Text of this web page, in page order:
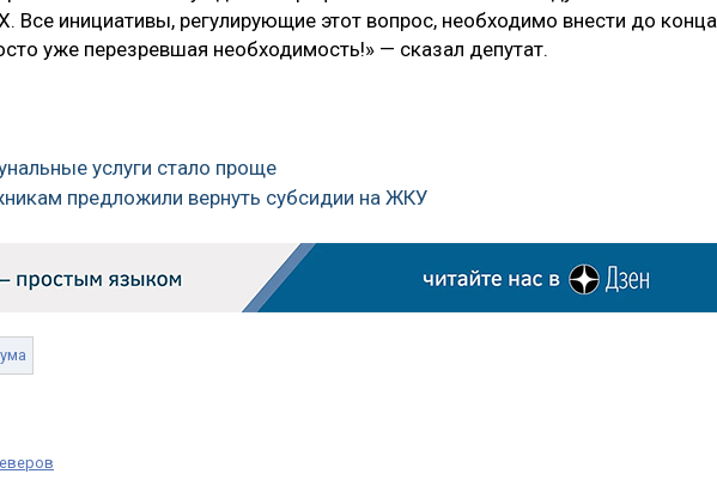
Все инициативы, регулирующие этот вопрос, необходимо внести до конца
уже перезревшая необходимость!» — сказал депутат.
услуги стало проще
предложили вернуть субсидии на ЖКУ